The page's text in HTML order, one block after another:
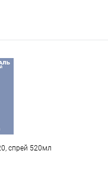
спрей 520мл